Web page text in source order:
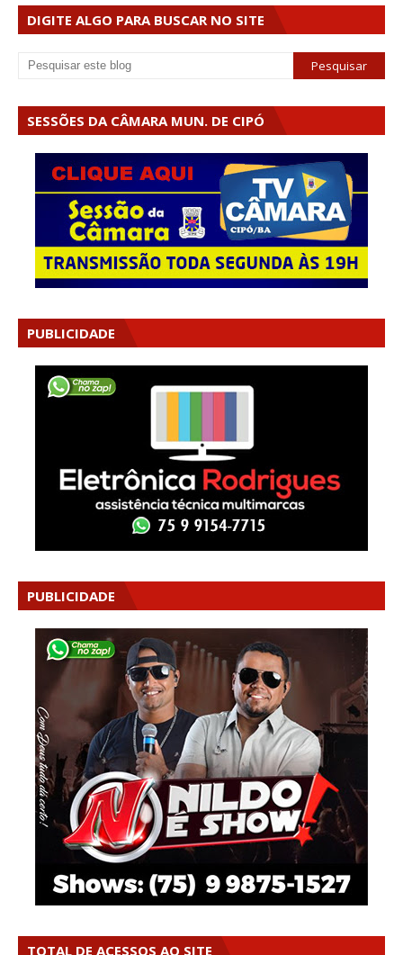
DIGITE ALGO PARA BUSCAR NO SITE
SESSÕES DA CÂMARA MUN. DE CIPÓ
PUBLICIDADE
PUBLICIDADE
TOTAL DE ACESSOS AO SITE